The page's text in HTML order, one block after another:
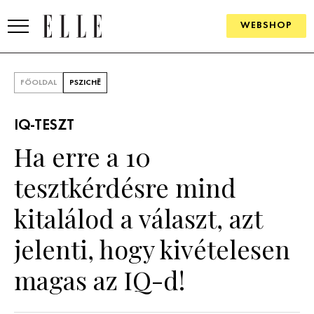
WEBSHOP
SZÉPSÉG
PSZICHÉ
FŐOLDAL PSZICHÉ
IQ-TESZT
Ha erre a 10
tesztkérdésre mind
kitalálod a választ, azt
jelenti, hogy kivételesen
magas az IQ-d!